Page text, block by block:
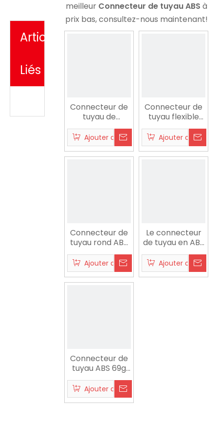
Articles
Liés
meilleur Connecteur de tuyau ABS à
prix bas, consultez-nous maintenant!
Connecteur de
tuyau de
mélangeur ABS
correspondant
à un tuyau de 1/2
à 5/8 pouces
Ajouter au panier
Connecteur de
tuyau flexible
ABS pour jardin
Ajouter au panier
Connecteur de
tuyau rond ABS
9g pour jardin
Ajouter au panier
Le connecteur
de tuyau en ABS
assure une
irrigation
efficace pour le
Ajouter au panier
Connecteur de
tuyau ABS 69g
correspondant
au tuyau
1/2'-5/8'
Ajouter au panier